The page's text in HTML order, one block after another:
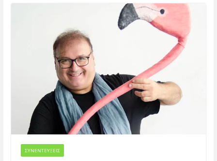
ΣΥΝΕΝΤΕΥΞΕΙΣ